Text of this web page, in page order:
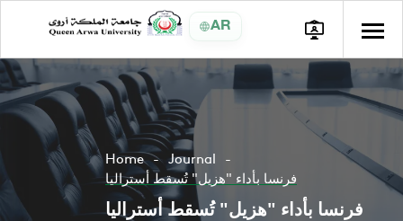
AR
Home
Journal
فرنسا بأداء "هزيل" تُسقط أستراليا
فرنسا بأداء "هزيل" تُسقط أستراليا